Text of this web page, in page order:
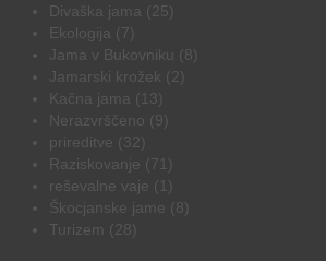
Divaška jama (25)
Ekologija (7)
Jama v Bukovniku
(8)
Jamarski krožek (2)
Kačna jama (13)
Nerazvrščeno (9)
prireditve (32)
Raziskovanje (71)
reševalne vaje (1)
Škocjanske jame (8)
Turizem (28)